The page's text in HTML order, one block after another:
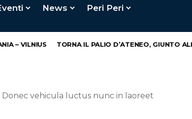
News Peri Peri
– VILNIUS TORNA IL PALIO D’ATENEO, GIUNTO ALLA
vehicula luctus nunc in laoreet